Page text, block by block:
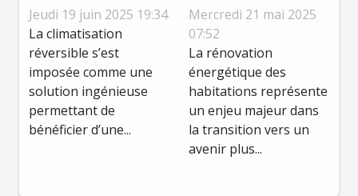
climatisation
réversible toute
l'année
Jeudi 19 juin 2025 19:34
La climatisation
réversible s’est
imposée comme une
solution ingénieuse
permettant de
bénéficier d’une...
énergétique
dans la
rénovation de
maisons
Mercredi 21 mai 2025
07:52
La rénovation
énergétique des
habitations représente
un enjeu majeur dans
la transition vers un
avenir plus...